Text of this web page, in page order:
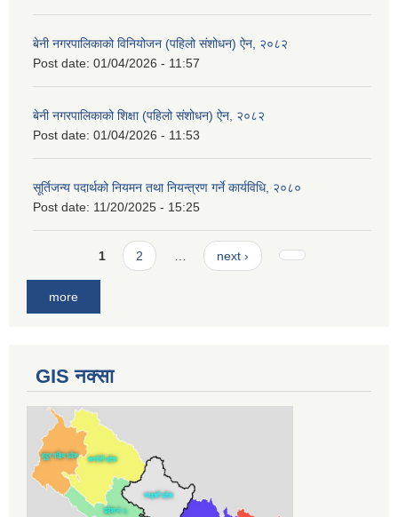
बेनी नगरपालिकाको विनियोजन (पहिलो संशोधन) ऐन, २०८२
Post date: 01/04/2026 - 11:57
बेनी नगरपालिकाको शिक्षा (पहिलो संशोधन) ऐन, २०८२
Post date: 01/04/2026 - 11:53
सूर्तिजन्य पदार्थको नियमन तथा नियन्त्रण गर्ने कार्यविधि, २०८०
Post date: 11/20/2025 - 15:25
Pages1 2 next ›
more
GIS नक्सा